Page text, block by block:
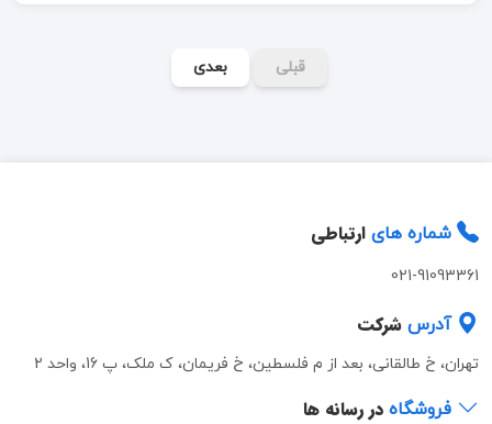
قبلی بعدی
شماره های ارتباطی
021-91093361
آدرس شرکت
تهران، خ طالقانی، بعد از م فلسطین، خ فریمان، ک ملک، پ 16، واحد 2
فروشگاه در رسانه ها